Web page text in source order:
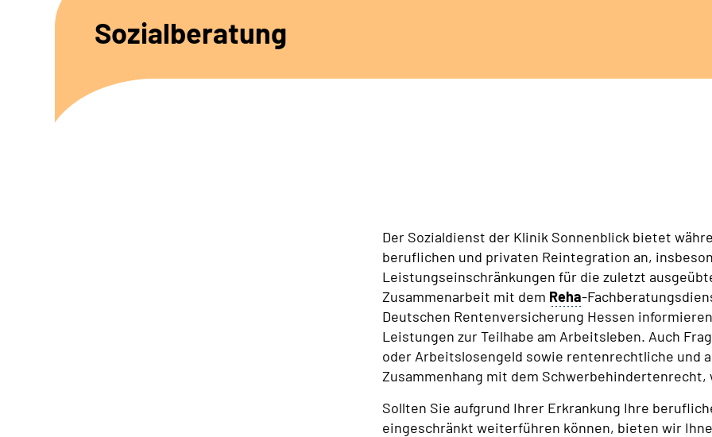
Sozialberatung
Der Sozialdienst der Klinik Sonnenblick bietet
beruflichen und privaten Reintegration an,
Leistungseinschränkungen für die zuletzt
Zusammenarbeit mit dem Reha-
Deutschen Rentenversicherung Hessen
Leistungen zur Teilhabe am Arbeitsleben. Auch
oder Arbeitslosengeld sowie rentenrechtliche und
Zusammenhang mit dem
Sollten Sie aufgrund Ihrer Erkrankung Ihre
eingeschränkt weiterführen können, bieten wir